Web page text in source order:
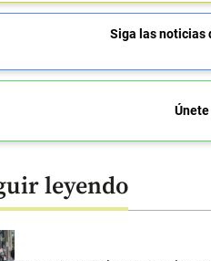
Siga las noticias
leyendo